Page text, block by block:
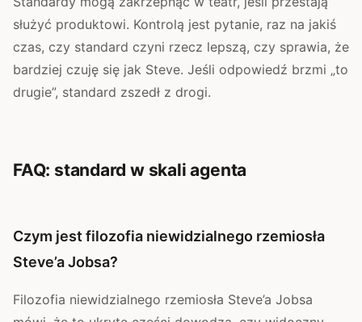
służyć produktowi. Kontrolą jest pytanie, raz na jakiś
czas, czy standard czyni rzecz lepszą, czy sprawia, że
bardziej czuję się jak Steve. Jeśli odpowiedź brzmi „to
drugie”, standard zszedł z drogi.
FAQ: standard w skali agenta
Czym jest filozofia niewidzialnego rzemiosła
Steve’a Jobsa?
Filozofia niewidzialnego rzemiosła Steve’a Jobsa